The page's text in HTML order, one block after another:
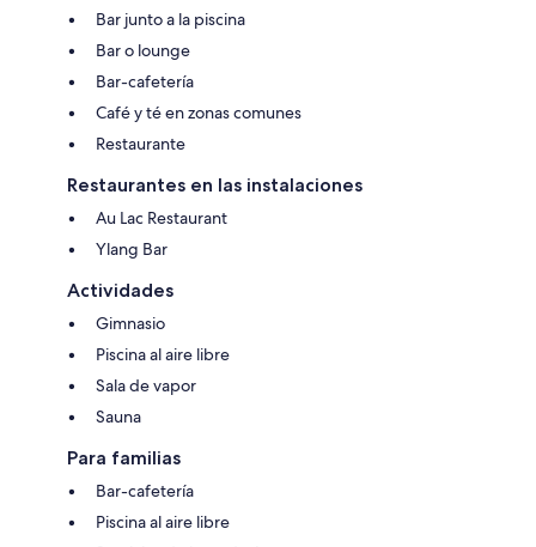
Bar junto a la piscina
Bar o lounge
Bar-cafetería
Café y té en zonas comunes
Restaurante
Restaurantes en las instalaciones
Au Lac Restaurant
Ylang Bar
Actividades
Gimnasio
Piscina al aire libre
Sala de vapor
Sauna
Para familias
Bar-cafetería
Piscina al aire libre